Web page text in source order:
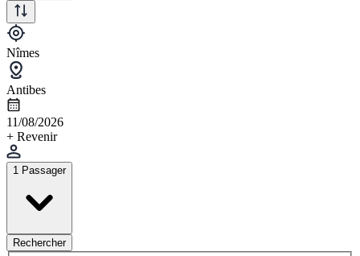
Nîmes
Antibes
11/08/2026
+ Revenir
1 Passager
Rechercher